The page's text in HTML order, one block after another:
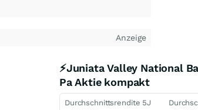
Anzeige
⚡Juniata Valley National
Pa Aktie kompakt
Durchschnittsrendite 5J